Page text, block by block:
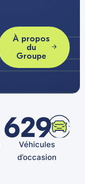
À propos
du
Groupe
629
Véhicules
d’occasion